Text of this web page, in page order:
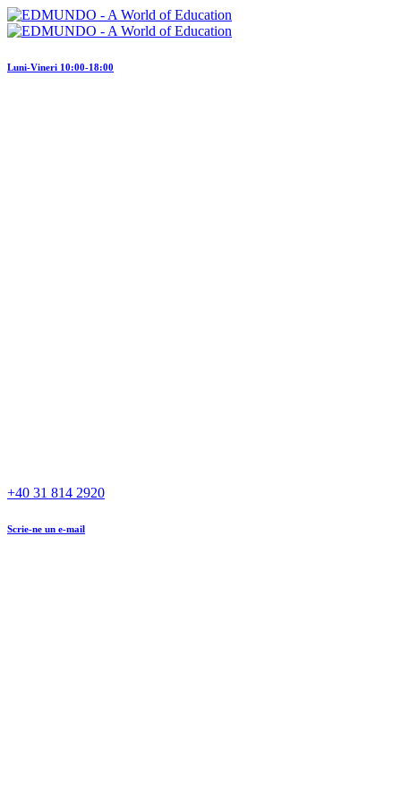
Luni-Vineri 10:00-18:00
+40 31 814 2920
Scrie-ne un e-mail